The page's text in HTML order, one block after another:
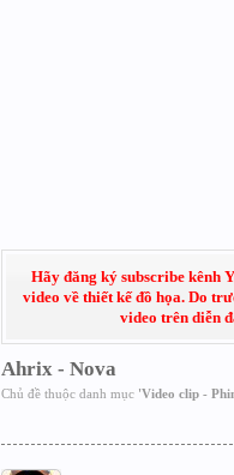
Hãy đăng ký subscribe kênh
video về thiết kế đồ họa. Do
video trên diễn
Ahrix - Nova
Chủ đề thuộc danh mục 'Video clip -